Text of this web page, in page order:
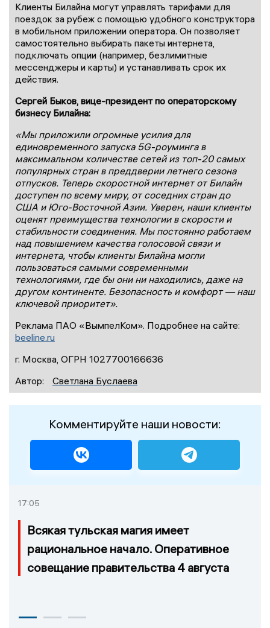
Клиенты Билайна могут управлять тарифами для
поездок за рубеж с помощью удобного конструктора
в мобильном приложении оператора. Он позволяет
самостоятельно выбирать пакеты интернета,
подключать опции (например, безлимитные
мессенджеры и карты) и устанавливать срок их
действия.
Сергей Быков, вице-президент по операторскому
бизнесу Билайна:
«Мы приложили огромные усилия для
единовременного запуска 5G-роуминга в
максимальном количестве сетей из топ-20 самых
популярных стран в преддверии летнего сезона
отпусков. Теперь скоростной интернет от Билайн
доступен по всему миру, от соседних стран до
США и Юго-Восточной Азии. Уверен, наши клиенты
оценят преимущества технологии в скорости и
стабильности соединения. Мы постоянно работаем
над повышением качества голосовой связи и
интернета, чтобы клиенты Билайна могли
пользоваться самыми современными
технологиями, где бы они ни находились, даже на
другом континенте. Безопасность и комфорт — наш
ключевой приоритет».
Реклама ПАО «ВымпелКом». Подробнее на сайте:
beeline.ru
г. Москва, ОГРН 1027700166636
Автор:
Светлана Буслаева
Комментируйте наши новости:
17:05
Всякая тульская магия имеет
рациональное начало. Оперативное
совещание правительства 4 августа